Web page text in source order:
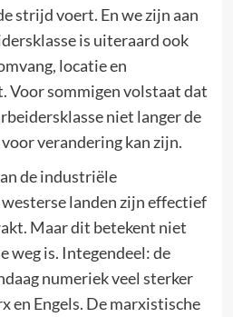
strijd voert. En we zijn aan
is uiteraard ook
locatie en
Voor sommigen volstaat dat
niet langer de
verandering kan zijn.
de industriële
landen zijn effectief
Maar dit betekent niet
weg is. Integendeel: de
numeriek veel sterker
en Engels. De marxistische